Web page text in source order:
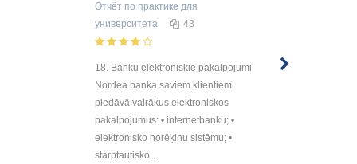
Отчёт по практике для
университета
43
18. Banku elektroniskie pakalpojumi
Nordea banka saviem klientiem
piedāvā vairākus elektroniskos
pakalpojumus: • internetbanku; •
elektronisko norēķinu sistēmu; •
starptautisko ...